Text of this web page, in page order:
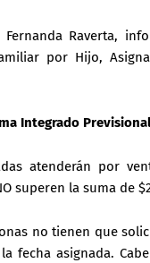
Fernanda Raverta,
por Hijo,
Integrado
atenderán por
superen la suma de
no tienen que
fecha asignada.